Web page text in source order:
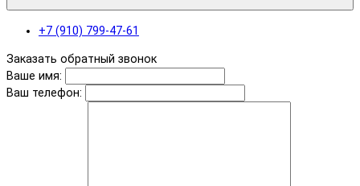
+7 (910) 799-47-61
Заказать обратный звонок
Ваше имя:
Ваш телефон: